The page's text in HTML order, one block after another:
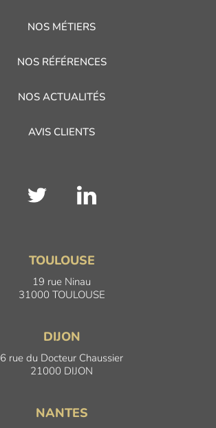
NOS MÉTIERS
NOS RÉFÉRENCES
NOS ACTUALITÉS
AVIS CLIENTS
TOULOUSE
19 rue Ninau
31000 TOULOUSE
DIJON
6 rue du Docteur Chaussier
21000 DIJON
NANTES